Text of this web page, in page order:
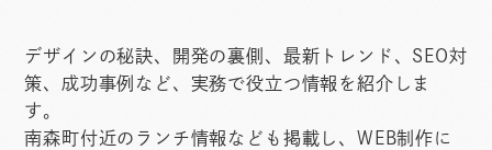
デザインの秘訣、開発の裏側、最新トレンド、SEO対
策、成功事例など、実務で役立つ情報を紹介しま
す。
南森町付近のランチ情報なども掲載し、WEB制作に